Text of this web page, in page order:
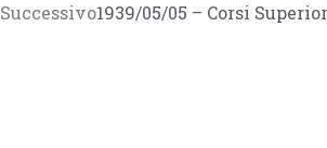
Successivo1939/05/05 – Corsi